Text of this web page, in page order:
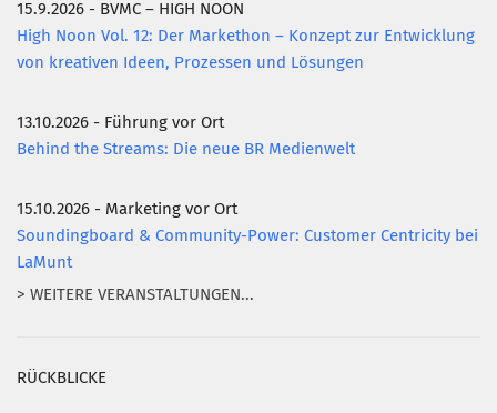
15.9.2026 - BVMC – HIGH NOON
High Noon Vol. 12: Der Markethon – Konzept zur Entwicklung
von kreativen Ideen, Prozessen und Lösungen
13.10.2026 - Führung vor Ort
Behind the Streams: Die neue BR Medienwelt
15.10.2026 - Marketing vor Ort
Soundingboard & Community-Power: Customer Centricity bei
LaMunt
> WEITERE VERANSTALTUNGEN...
RÜCKBLICKE